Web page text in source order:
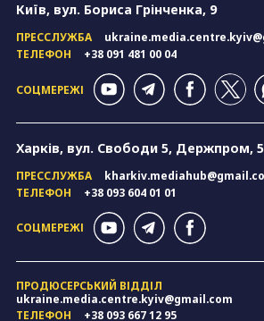
Київ, вул. Бориса Грінченка, 9
ПРЕССЛУЖБА
ТЕЛЕФОН
+38 091 481 00 04
СОЦМЕРЕЖІ
Харків, вул. Свободи 5, Держпром, 5
ПРЕССЛУЖБА
ТЕЛЕФОН
+38 093 604 01 01
СОЦМЕРЕЖІ
ПРОДЮСЕРСЬКИЙ ВІДДІЛ
ukraine.media.centre.kyiv@gmail.com
ТЕЛЕФОН
+38 093 667 12 95